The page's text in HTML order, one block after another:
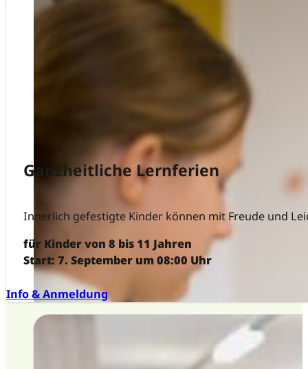
Ganzheitliche Lernferien
Innerlich gefestigte Kinder können mit Freude und
für Kinder von 8 bis 11 Jahren
Start: 7. September um 08:00 Uhr
Info & Anmeldung